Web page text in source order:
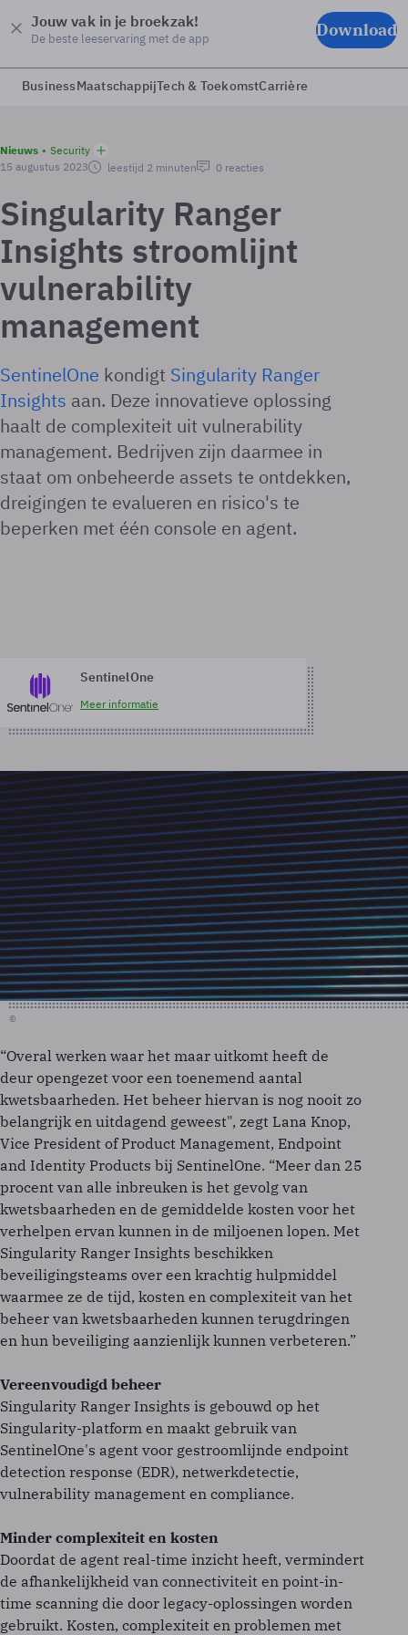
Jouw vak in je broekzak!
De beste leeservaring met de app Download
BusinessMaatschappijTech & ToekomstCarrière
Nieuws
Security
15 augustus 2023
leestijd 2 minuten 0 reacties
Singularity Ranger
Insights stroomlijnt
vulnerability
management
SentinelOne kondigt Singularity Ranger
Insights aan. Deze innovatieve oplossing
haalt de complexiteit uit vulnerability
management. Bedrijven zijn daarmee in
staat om onbeheerde assets te ontdekken,
dreigingen te evalueren en risico's te
beperken met één console en agent.
SentinelOne
Meer informatie
©
“Overal werken waar het maar uitkomt heeft de
deur opengezet voor een toenemend aantal
kwetsbaarheden. Het beheer hiervan is nog nooit zo
belangrijk en uitdagend geweest", zegt Lana Knop,
Vice President of Product Management, Endpoint
and Identity Products bij SentinelOne. “Meer dan 25
procent van alle inbreuken is het gevolg van
kwetsbaarheden en de gemiddelde kosten voor het
verhelpen ervan kunnen in de miljoenen lopen. Met
Singularity Ranger Insights beschikken
beveiligingsteams over een krachtig hulpmiddel
waarmee ze de tijd, kosten en complexiteit van het
beheer van kwetsbaarheden kunnen terugdringen
en hun beveiliging aanzienlijk kunnen verbeteren.”
Vereenvoudigd beheer
Singularity Ranger Insights is gebouwd op het
Singularity-platform en maakt gebruik van
SentinelOne's agent voor gestroomlijnde endpoint
detection response (EDR), netwerkdetectie,
vulnerability management en compliance.
Minder complexiteit en kosten
Doordat de agent real-time inzicht heeft, vermindert
de afhankelijkheid van connectiviteit en point-in-
time scanning die door legacy-oplossingen worden
gebruikt. Kosten, complexiteit en problemen met